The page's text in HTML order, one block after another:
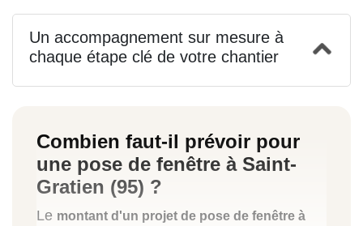
Un accompagnement sur mesure à
chaque étape clé de votre chantier
Combien faut-il prévoir pour
une pose de fenêtre à Saint-
Gratien (95) ?
Le montant d'un projet de pose de fenêtre à